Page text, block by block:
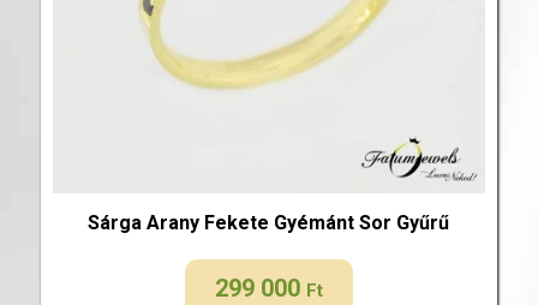
Sárga Arany Fekete Gyémánt Sor Gyűrű
299 000 Ft